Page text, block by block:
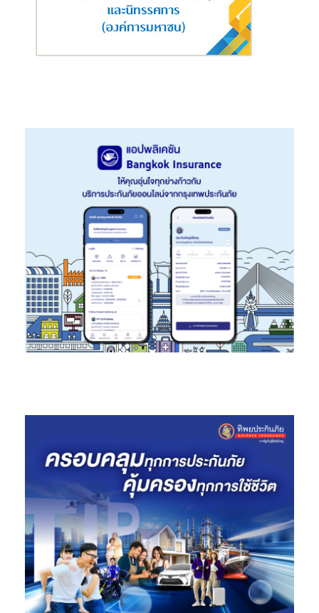
กรมธรรม์ประกันภัยปีใหม่สุขกายสุขใจ (ไมโครอินชัวรันส์)
ระยะเวลาคุ้มครอง 30 วัน นับจากวันเริ่มต้นระยะเวลาเอาประกันภัย
ซึ่งผู้ที่จะได้รับสิทธิ์จะต้องถือสัญชาติไทยเท่านั้น และมีอายุตั้งแต่ 15
ผู้ขอเอาประกันภัยจะต้องมีอายุตั้งแต่ 15 ปีบริบูรณ์ ถึง 70 ปีบริ
บูรณ์ ณ วันที่ทำประกันภัย และถือสัญชาติไทยเท่านั้น
เริ่มต้นคุ้มครองตั้งแต่วันที่ลูกค้าลงทะเบียนเพื่อรับสิทธิ์ จนถึงวัน
ที่สิ้นสุดความคุ้มครอง 30 วัน เวลา00 น. และไม่มีการต่ออายุ
ซื้อได้ตั้งแต่วันที่ 20 ธันวาคม 2567 – 28 กุมภาพันธ์ 2568
ช่องทางร้านเซเว่นอีเลฟเว่น ใช้บัตรประชาชนพร้อมชำระเงินสด
10 บาท หรือใช้คะแนน ALL member 1,000 คะแนน แลกรับสิทธิ์
ฟรี
ช่องทางเว็บไซต์ counterservice.com กรอกเลขบัตรประชาชน
และเลือกช่องทางการชำระเงิน ได้แก่ เงินสด, TrueMoney
Wallet, QR Code และบัตรเครดิต
จำกัดจำนวนผู้ซื้อ 300,000 สิทธิ์ ทุกช่องทาง
สงวนสิทธิ์การรับความคุ้มครอง 1 ท่าน ต่อ 1 สิทธิ์ ตลอดระยะเวลา
คำเตือน : ผู้ซื้อควรทำความเข้าใจในรายละเอียดความคุ้มครอง และ
เงื่อนไขก่อนตัดสินใจทำประกันภัยทุกครั้ง